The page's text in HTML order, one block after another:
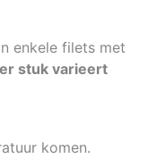
enkele filets met
stuk varieert
komen.